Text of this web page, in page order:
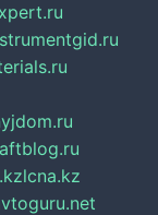
lcna.kz